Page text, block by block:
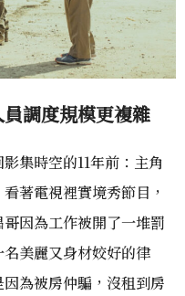
調度規模更複雜
集時空的11年前：主角
著電視裡實境秀節目，
因為工作被開了一堆罰
美麗又身材姣好的律
為被房仲騙，沒租到房